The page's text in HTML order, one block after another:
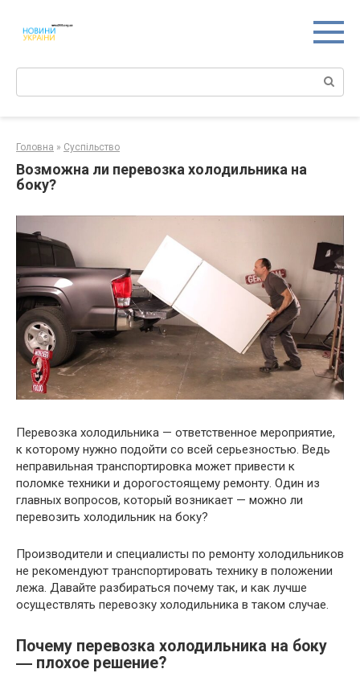
контенту
Поиск:
Головна » Суспільство
Возможна ли перевозка холодильника на
боку?
Перевозка холодильника — ответственное мероприятие,
к которому нужно подойти со всей серьезностью. Ведь
неправильная транспортировка может привести к
поломке техники и дорогостоящему ремонту. Один из
главных вопросов, который возникает — можно ли
перевозить холодильник на боку?
Производители и специалисты по ремонту холодильников
не рекомендуют транспортировать технику в положении
лежа. Давайте разбираться почему так, и как лучше
осуществлять перевозку холодильника в таком случае.
Почему перевозка холодильника на боку
― плохое решение?